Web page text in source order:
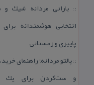
:: بارانی مردانه شیك
انتخابی هوشمندانه برای
پاییزی و زمستانی
:: پالتو مردانه؛ راهنمای
و ست‌كردن برای یك